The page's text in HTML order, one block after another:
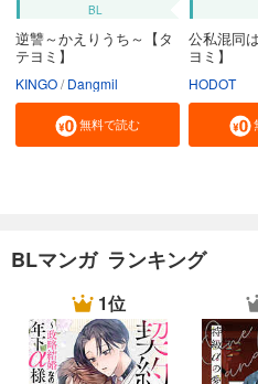
BL
逆讐～かえりうち～【タ
テヨミ】
KINGO Dangmil
無料で読む
公私混同
ヨミ】
HODOT
BLマンガ ランキング
1位